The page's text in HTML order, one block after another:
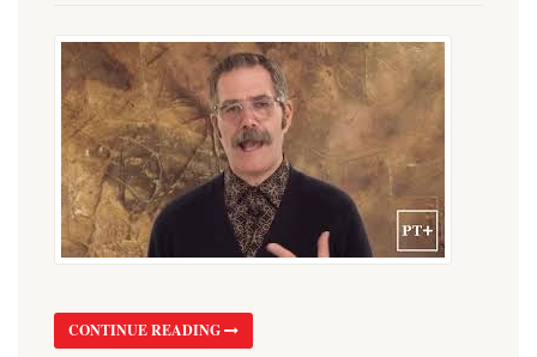
CONTINUE READING